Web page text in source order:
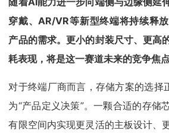
穿戴、AR/VR等新型终端将持续释
产品的需求。更小的封装尺寸、更高
耗表现，将是这一赛道未来的竞争焦点
对于终端厂商而言，存储方案的选择
为“产品定义决策”。一颗合适的存储
有限空间内实现更灵活的主板设计、